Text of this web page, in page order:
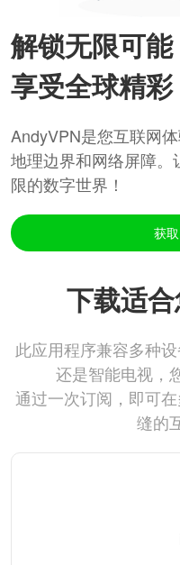
解锁无限可能
享受全球精彩
AndyVPN是您互联网
地理边界和网络屏障
限的数字世界！
获
下载适
此应用程序兼容多种
还是智能电视，
通过一次订阅，即可
缝的